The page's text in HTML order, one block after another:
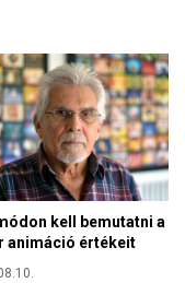
kell bemutatni a
animáció értékeit